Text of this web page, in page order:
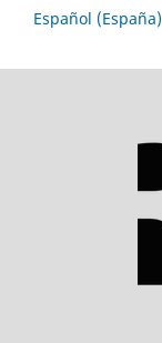
Español (España)